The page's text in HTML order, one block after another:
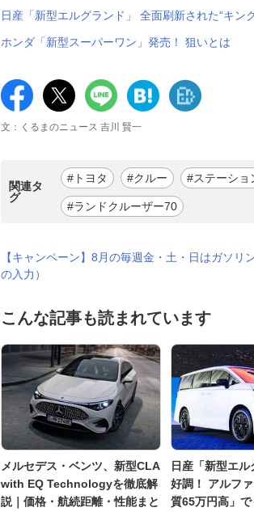
日産「新型エルグランド」 全面刷新された“キン
ホンダ「新型スーパーワン」発売！ 狙いとは
文：くるまのニュース 吉川 賢一
関連タ
グ
#トヨタ #クルー #ステーショ
#ランドクルーザー70
【キャンペーン】8月の毎週金・土・日はガソ
の入力）
こんな記事も読まれています
メルセデス・ベンツ、新型CLA
with EQ Technologyを徹底解
説｜価格・航続距離・性能まと
日産「新型エ
好調！ アルフ
質65万円高」